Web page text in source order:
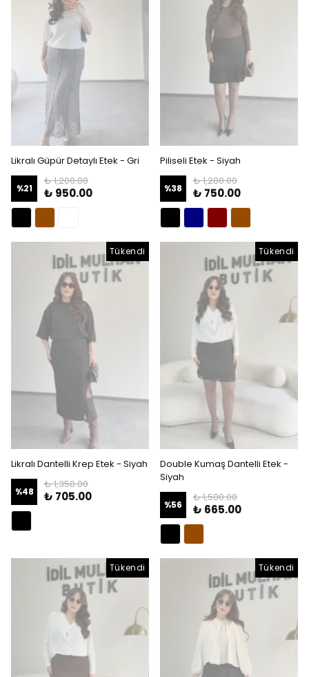
Likralı Güpür Detaylı Etek - Gri
%21
₺ 1,200.00
₺ 950.00
Piliseli Etek - Siyah
%38
₺ 1,200.00
₺ 750.00
Tükendi
Likralı Dantelli Krep Etek - Siyah
%48
₺ 1,350.00
₺ 705.00
Tükendi
Double Kumaş Dantelli Etek -
Siyah
%56
₺ 1,500.00
₺ 665.00
Tükendi Tükendi